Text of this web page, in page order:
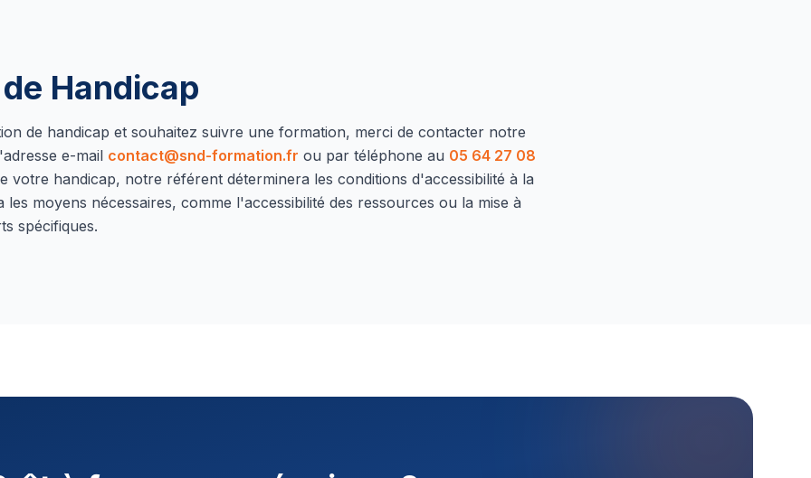
Handicap
de handicap et souhaitez suivre une formation, merci de contacter notre
e-mail contact@snd-formation.fr ou par téléphone au 05 64 27 08
votre handicap, notre référent déterminera les conditions d'accessibilité à la
moyens nécessaires, comme l'accessibilité des ressources ou la mise à
spécifiques.